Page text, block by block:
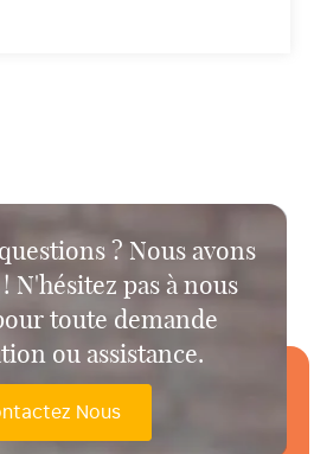
? Nous avons
N'hésitez pas à nous
toute demande
ou assistance.
Nous